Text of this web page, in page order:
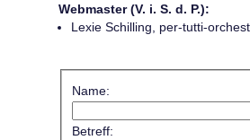
Webmaster (V. i. S. d. P.):
Lexie Schilling, per-tutti-
Name:
Betreff: